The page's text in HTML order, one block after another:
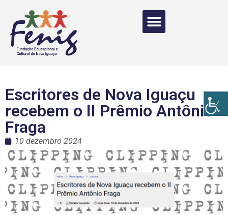
Escritores de Nova Iguaçu
recebem o II Prêmio Antônio
Fraga
10 dezembro 2024